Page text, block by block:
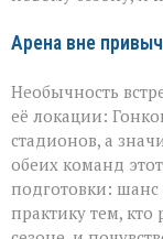
Арена вне
Необычность
её локации:
стадионов, а
обеих команд
подготовки: шанс
практику тем,